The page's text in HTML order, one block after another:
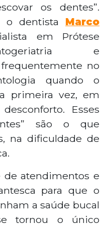
os dentes”.
o dentista Marco
em Prótese
e
no
quando o
primeira vez, em
Esses
são o que
na dificuldade de
de atendimentos e
para que o
a saúde bucal
tornou o único